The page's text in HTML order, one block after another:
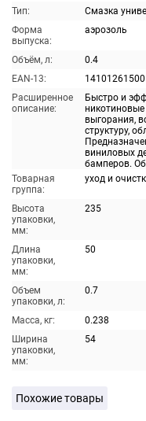
Тип:
Смазка
Форма
выпуска:
аэрозоль
Объём, л:
0.4
EAN-13:
Расширенное
описание:
Быстро и
выгорания,
структуру,
виниловых
бамперов.
Товарная
группа:
уход и
Высота
упаковки,
мм:
235
Длина
упаковки,
мм:
50
Объем
упаковки, л:
0.7
Масса, кг:
0.238
Ширина
упаковки,
мм:
54
Похожие товары